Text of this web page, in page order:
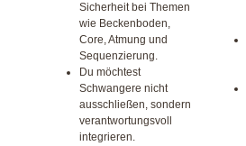
Sicherheit bei Themen
wie Beckenboden,
Core, Atmung und
Sequenzierung.
Du möchtest
Schwangere nicht
ausschließen, sondern
verantwortungsvoll
integrieren.